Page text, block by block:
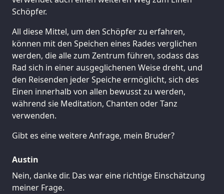
Schöpfer.
All diese Mittel, um den Schöpfer zu erfahren,
können mit den Speichen eines Rades verglichen
werden, die alle zum Zentrum führen, sodass das
Rad sich in einer ausgeglichenen Weise dreht, und
den Reisenden jeder Speiche ermöglicht, sich des
Einen innerhalb von allen bewusst zu werden,
während sie Meditation, Chanten oder Tanz
verwenden.
Gibt es eine weitere Anfrage, mein Bruder?
Austin
Nein, danke dir. Das war eine richtige Einschätzung
meiner Frage.